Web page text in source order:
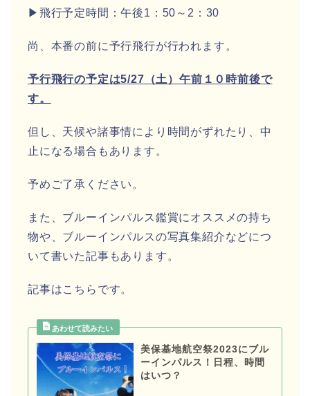
▶飛行予定時間：午後1：50～2：30
尚、本番の前に予行飛行が行われます。
予行飛行の予定は5/27（土）午前１０時前後で
す。
但し、天候や諸事情により時間がずれたり、中
止になる場合もあります。
予めご了承ください。
また、ブルーインパルス鑑賞にオススメの持ち
物や、ブルーインパルスの写真集紹介などにつ
いて書いた記事もあります。
記事はこちらです。
美保基地航空祭2023にブル
ーインパルス！日程、時間
はいつ？